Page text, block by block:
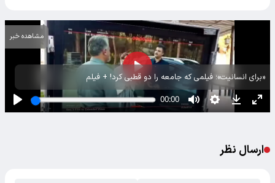
«برای انسانیت»؛ فیلمی که جامعه را دو قطبی کرد! + فیلم
مشاهده خبر
ارسال نظر